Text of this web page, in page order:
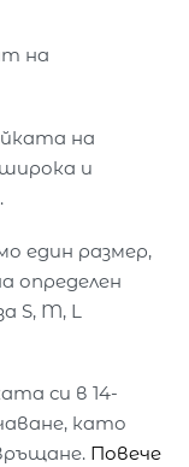
на
на
и
един размер,
определен
S, M, L
си в 14-
като
Повече